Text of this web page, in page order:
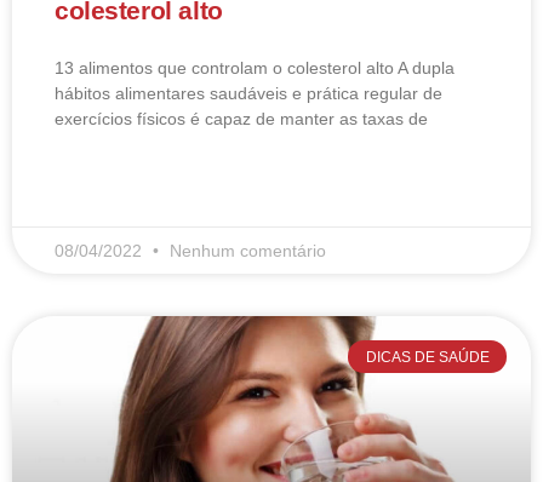
colesterol alto
13 alimentos que controlam o colesterol alto​ A dupla
hábitos alimentares saudáveis e prática regular de
exercícios físicos é capaz de manter as taxas de
08/04/2022 Nenhum comentário
DICAS DE SAÚDE